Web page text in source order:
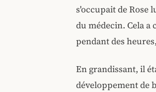
s'occupait de Rose
du médecin. Cela a
pendant des
En grandissant, il
développement de